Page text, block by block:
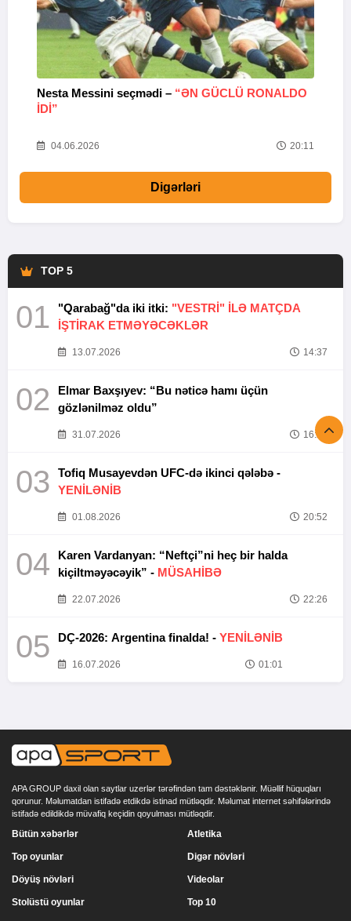
Nesta Messini seçmədi – “ƏN GÜCLÜ RONALDO
IDI”
04.06.2026 20:11
Digərləri
TOP 5
01 "Qarabağ"da iki itki: "VESTRİ" İLƏ MATÇDA
İŞTİRAK ETMƏYƏCƏKLƏR
13.07.2026 14:37
02
Elmar Baxşıyev: “Bu nəticə hamı üçün
gözlənilməz oldu”
31.07.2026 16:26
03
Tofiq Musayevdən UFC-də ikinci qələbə -
YENİLƏNİB
01.08.2026 20:52
04
Karen Vardanyan: “Neftçi”ni heç bir halda
kiçiltməyəcəyik” - MÜSAHİBƏ
22.07.2026 22:26
05 DÇ-2026: Argentina finalda! - YENİLƏNİB
16.07.2026 01:01
APA GROUP daxil olan saytlar uzerlər tərəfindən tam dəstəklənir. Müəllif hüquqları
qorunur. Məlumatdan istifadə etdikdə istinad mütləqdir. Məlumat internet səhifələrində
istifadə edildikdə müvafiq keçidin qoyulması mütləqdir.
Bütün xəbərlər
Top oyunlar
Döyüş növləri
Stolüstü oyunlar
Atletika
Digər növləri
Videolar
Top 10